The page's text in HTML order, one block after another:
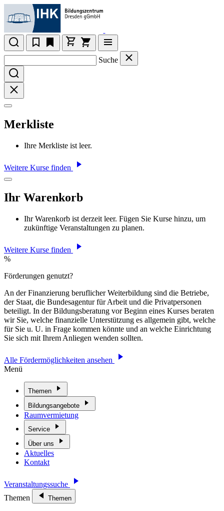
Suche
Merkliste
Ihre Merkliste ist leer.
Weitere Kurse finden
Ihr Warenkorb
Ihr Warenkorb ist derzeit leer. Fügen Sie Kurse hinzu, um
zukünftige Veranstaltungen zu planen.
Weitere Kurse finden
%
Förderungen genutzt?
An der Finanzierung beruflicher Weiterbildung sind die Betriebe,
der Staat, die Bundesagentur für Arbeit und die Privatpersonen
beteiligt. In der Bildungsberatung vor Beginn eines Kurses beraten
wir Sie, welche finanzielle Unterstützung es allgemein gibt, welche
für Sie u. U. in Frage kommen könnte und an welche Einrichtung
Sie sich mit Ihrem Anliegen wenden sollten.
Alle Fördermöglichkeiten ansehen
Menü
Themen
Bildungsangebote
Raumvermietung
Service
Über uns
Aktuelles
Kontakt
Veranstaltungssuche
Themen
Themen